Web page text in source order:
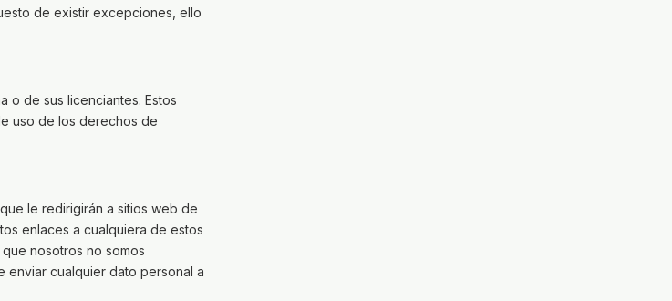
de existir excepciones, ello
o de sus licenciantes. Estos
uso de los derechos de
le redirigirán a sitios web de
enlaces a cualquiera de estos
nosotros no somos
enviar cualquier dato personal a